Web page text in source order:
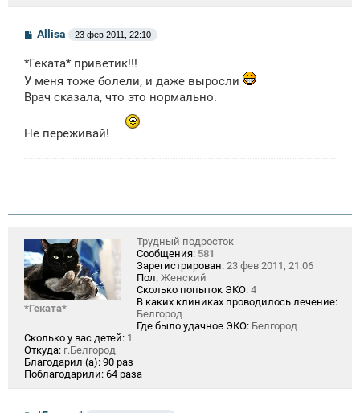
С
б
щ
е
н
Allisa 23 фев 2011, 22:10
*Геката* приветик!!!
У меня тоже болели, и даже выросли
Врач сказала, что это нормально.
Не переживай!
*Геката*
Трудный подросток
Сообщения: 581
Зарегистрирован: 23 фев 2011, 21:06
Пол: Женский
Сколько попыток ЭКО: 4
В каких клиниках проводилось лечение:
Белгород
Где было удачное ЭКО: Белгород
Сколько у вас детей: 1
Откуда: г.Белгород
Благодарил (а): 90 раз
Поблагодарили: 64 раза